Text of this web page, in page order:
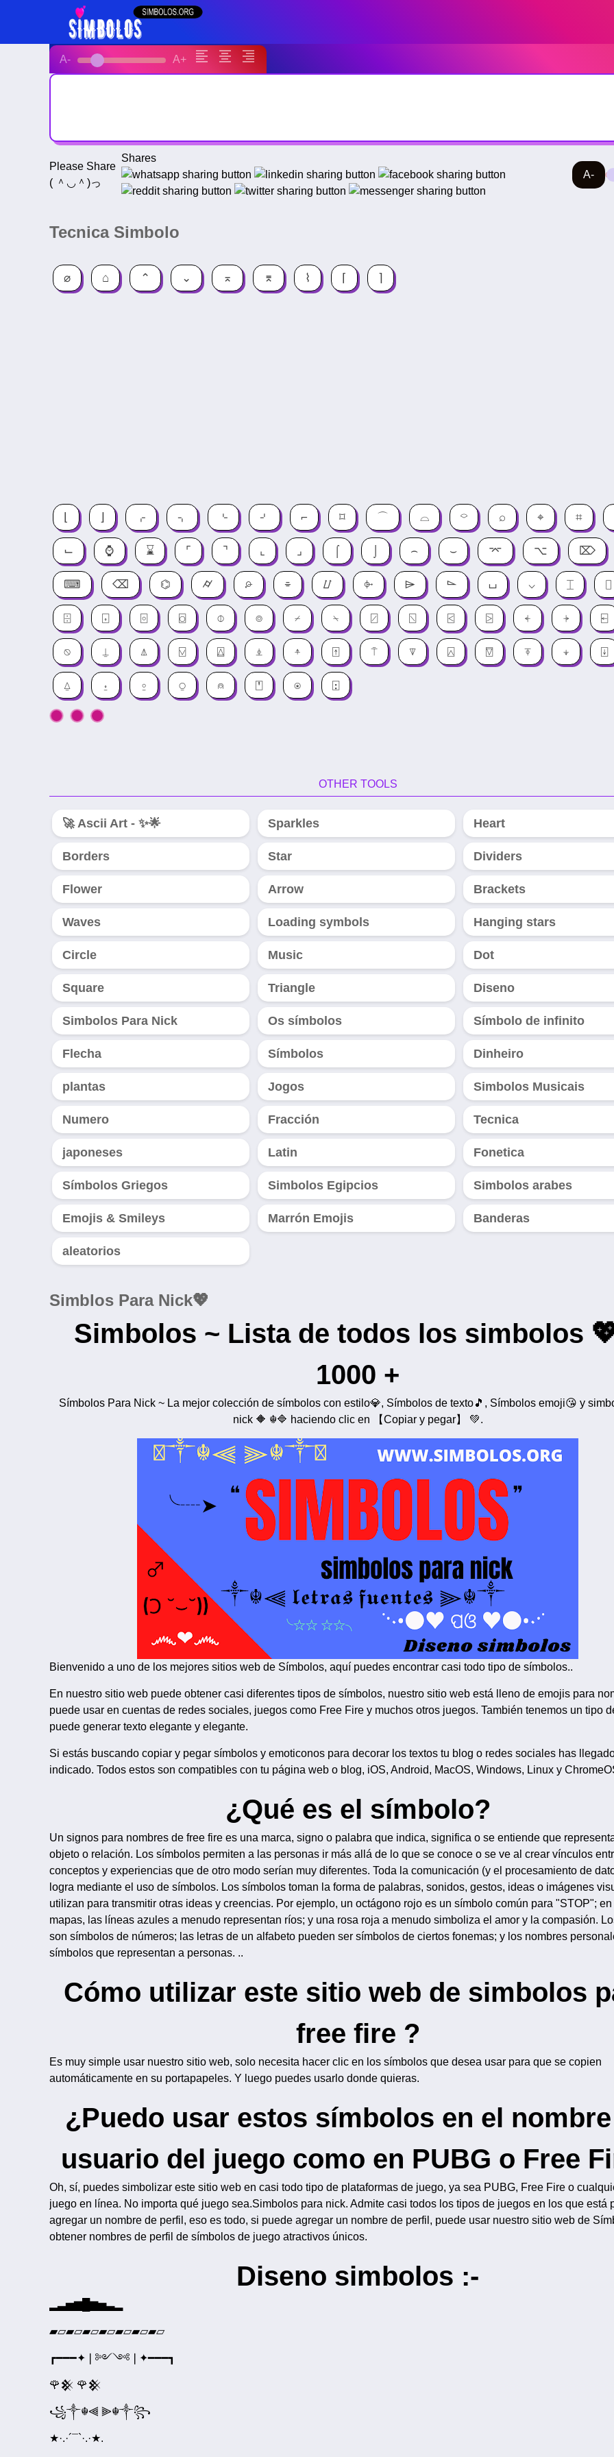
A- A+ format_align_left format_align_center format_align_right
Please Share
( ＾◡＾)っ
Shares
A-
Tecnica Simbolo
⌀ ⌂ ⌃ ⌄ ⌅ ⌆ ⌇ ⌈ ⌉
⌌ ⌍ ⌎ ⌏ ⌐ ⌑ ⌒ ⌓ ⌔ ⌕ ⌖ ⌗
⌙ ⌚ ⌛ ⌜ ⌝ ⌞ ⌟ ⌠ ⌢ ⌣ ⌤ ⌥ ⌦
⌨ ⌫ ⌬ ⌭ ⌮ ⌯ ⌰ ⌱ ⌲ ⌳ ⌴ ⌵ ⌶ ⌷
⌹ ⌺ ⌻ ⌼ ⌽ ⌾ ⌿ ⍀ ⍁ ⍂ ⍃ ⍄ ⍅ ⍆ ⍇
⍉ ⍊ ⍋ ⍌ ⍍ ⍎ ⍏ ⍐ ⍑ ⍒ ⍓ ⍔ ⍕ ⍖ ⍗
⍙ ⍚ ⍛ ⍜ ⍝ ⍞ ⍟ ⍠
OTHER TOOLS
🚀 Ascii Art - ✨🌟 Sparkles Heart
Borders Star Dividers
Flower Arrow Brackets
Waves Loading symbols Hanging stars
Circle Music Dot
Square Triangle Diseno
Simbolos Para Nick Os símbolos Símbolo de infinito
Flecha Símbolos Dinheiro
plantas Jogos Simbolos Musicais
Numero Fracción Tecnica
japoneses Latin Fonetica
Símbolos Griegos Simbolos Egipcios Simbolos arabes
Emojis & Smileys Marrón Emojis Banderas
aleatorios
Simblos Para Nick💖
Simbolos ~ Lista de todos los simbolos
1000 +
Símbolos Para Nick ~ La mejor colección de símbolos con estilo💎, Símbolos de texto🎵, Símbolos emoji😘 y
nick 🔶 ☬🔷 haciendo clic en 【Copiar y pegar】 💚.
Bienvenido a uno de los mejores sitios web de Símbolos, aquí puedes encontrar casi todo tipo de símbolos..
En nuestro sitio web puede obtener casi diferentes tipos de símbolos, nuestro sitio web está lleno de emojis para
puede usar en cuentas de redes sociales, juegos como Free Fire y muchos otros juegos. También tenemos un tipo
puede generar texto elegante y elegante.
Si estás buscando copiar y pegar símbolos y emoticonos para decorar los textos tu blog o redes sociales has
indicado. Todos estos son compatibles con tu página web o blog, iOS, Android, MacOS, Windows, Linux y
¿Qué es el símbolo?
Un signos para nombres de free fire es una marca, signo o palabra que indica, significa o se entiende que
objeto o relación. Los símbolos permiten a las personas ir más allá de lo que se conoce o se ve al crear vínculos
conceptos y experiencias que de otro modo serían muy diferentes. Toda la comunicación (y el procesamiento de
logra mediante el uso de símbolos. Los símbolos toman la forma de palabras, sonidos, gestos, ideas o imágenes
utilizan para transmitir otras ideas y creencias. Por ejemplo, un octágono rojo es un símbolo común para "STOP";
mapas, las líneas azules a menudo representan ríos; y una rosa roja a menudo simboliza el amor y la compasión.
son símbolos de números; las letras de un alfabeto pueden ser símbolos de ciertos fonemas; y los nombres
símbolos que representan a personas. ..
Cómo utilizar este sitio web de simbolos
free fire ?
Es muy simple usar nuestro sitio web, solo necesita hacer clic en los símbolos que desea usar para que se copien
automáticamente en su portapapeles. Y luego puedes usarlo donde quieras.
¿Puedo usar estos símbolos en el
usuario del juego como en PUBG o Free
Oh, sí, puedes simbolizar este sitio web en casi todo tipo de plataformas de juego, ya sea PUBG, Free Fire o
juego en línea. No importa qué juego sea.Simbolos para nick. Admite casi todos los tipos de juegos en los que está
agregar un nombre de perfil, eso es todo, si puede agregar un nombre de perfil, puede usar nuestro sitio web de
obtener nombres de perfil de símbolos de juego atractivos únicos.
Diseno simbolos :-
▂▃▅▆█▆▅▃▂
▰▱▰▱▰▱▰▱▰▱▰▱▰▱
┏━━━✦❘༻༺❘✦━━━┓
🌹𒆜 🌹𒆜
꧁༒☬⫷ ⫸☬༒꧂
★·.·´¯`·.·★.